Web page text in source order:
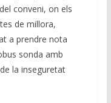
conveni, on els
de millora,
a prendre nota
sonda amb
la inseguretat